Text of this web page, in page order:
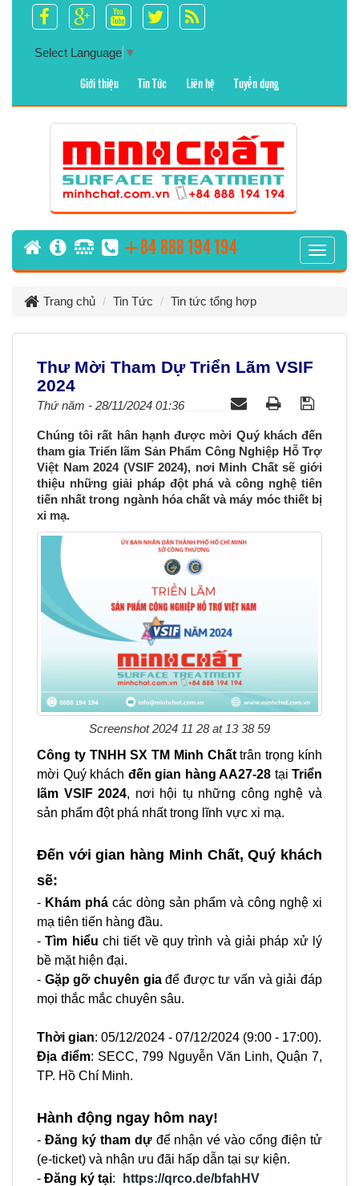
Select Language ▼
Giới thiệu Tin Tức Liên hệ Tuyển dụng
T
o
g
a
t
i
o
+84 888 194 194
Trang chủ Tin Tức Tin tức tổng hợp
Thư Mời Tham Dự Triển Lãm VSIF
2024
Thứ năm - 28/11/2024 01:36
Chúng tôi rất hân hạnh được mời Quý khách đến
tham gia Triển lãm Sản Phẩm Công Nghiệp Hỗ Trợ
Việt Nam 2024 (VSIF 2024), nơi Minh Chất sẽ giới
thiệu những giải pháp đột phá và công nghệ tiên
tiến nhất trong ngành hóa chất và máy móc thiết bị
xi mạ.
Screenshot 2024 11 28 at 13 38 59
Công ty TNHH SX TM Minh Chấttrân trọng kính
mời Quý khách đến gian hàng AA27-28 tại Triển
lãm VSIF 2024, nơi hội tụ những công nghệ và
sản phẩm đột phá nhất trong lĩnh vực xi mạ.
Đến với gian hàng Minh Chất, Quý khách
sẽ:
- Khám phá các dòng sản phẩm và công nghệ xi
mạ tiên tiến hàng đầu.
-Tìm hiểu chi tiết về quy trình và giải pháp xử lý
bề mặt hiện đại.
- Gặp gỡ chuyên giađể được tư vấn và giải đáp
mọi thắc mắc chuyên sâu.
Thời gian: 05/12/2024 - 07/12/2024 (9:00 - 17:00).
Địa điểm: SECC, 799 Nguyễn Văn Linh, Quận 7,
TP. Hồ Chí Minh.
Hành động ngay hôm nay!
- Đăng ký tham dựđể nhận vé vào cổng điện tử
(e-ticket) và nhận ưu đãi hấp dẫn tại sự kiện.
- Đăng ký tại:
https://qrco.de/bfahHV